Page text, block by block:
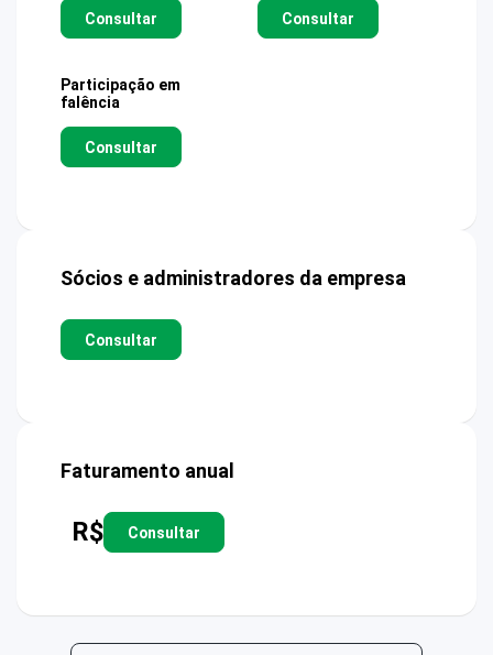
Consultar Consultar
Participação em
falência
Consultar
Sócios e administradores da empresa
Consultar
Faturamento anual
R$ Consultar